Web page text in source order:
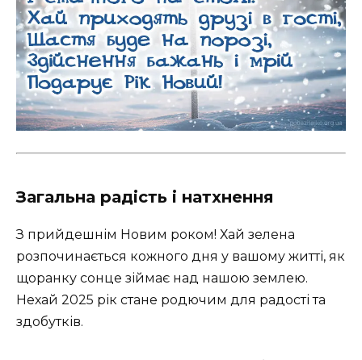
Загальна радість і натхнення
З прийдешнім Новим роком! Хай зелена
розпочинається кожного дня у вашому житті, як
щоранку сонце зіймає над нашою землею.
Нехай 2025 рік стане родючим для радості та
здобутків.